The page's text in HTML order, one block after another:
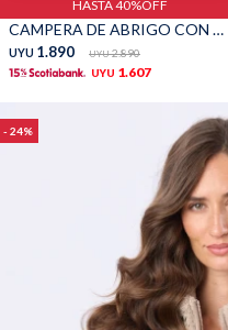
HASTA 40%OFF
CAMPERA DE ABRIGO CON CAPUCHA - Beige
UYU 1.890 UYU 2.890
UYU 1.607
24
Envíos, cambios y devoluciones